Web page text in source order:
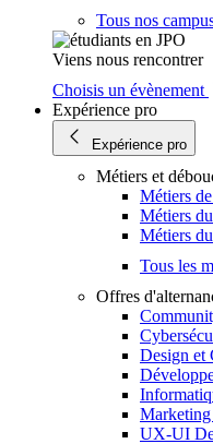
Tous nos
Viens nous rencontrer
Choisis un évènement
Expérience pro
Expérience pro
Métiers et
Métiers
Métiers
Métiers
Tous les
Offres
Design et
UX-UI